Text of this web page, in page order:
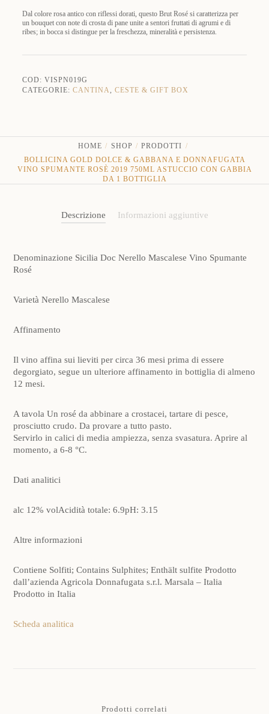
Dal colore rosa antico con riflessi dorati, questo Brut Rosé si caratterizza per
un bouquet con note di crosta di pane unite a sentori fruttati di agrumi e di
ribes; in bocca si distingue per la freschezza, mineralità e persistenza.
COD: VISPN019G
CATEGORIE: CANTINA,CESTE & GIFT BOX
HOME SHOP
PRODOTTI
BOLLICINA GOLD DOLCE & GABBANA E DONNAFUGATA
VINO SPUMANTE ROSÈ 2019 750ML ASTUCCIO CON GABBIA
DA 1 BOTTIGLIA
Descrizione Informazioni aggiuntive
Denominazione Sicilia Doc Nerello Mascalese Vino Spumante
Rosé
VarietàNerello Mascalese
Affinamento
Il vino affina sui lieviti per circa 36 mesi prima di essere
degorgiato, segue un ulteriore affinamento in bottiglia di almeno
12 mesi.
A tavolaUn rosé da abbinare a crostacei, tartare di pesce,
prosciutto crudo. Da provare a tutto pasto.
Servirlo in calici di media ampiezza, senza svasatura. Aprire al
momento, a 6-8 °C.
Dati analitici
alc 12% volAcidità totale: 6.9pH: 3.15
Altre informazioni
Contiene Solfiti; Contains Sulphites; Enthält sulfite Prodotto
dall’azienda Agricola Donnafugata s.r.l. Marsala – Italia
Prodotto in Italia
Scheda analitica
Prodotti correlati